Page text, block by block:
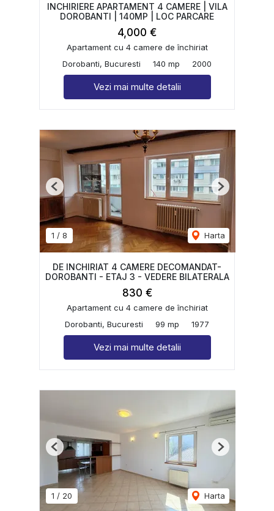
INCHIRIERE APARTAMENT 4 CAMERE | VILA
DOROBANTI | 140MP | LOC PARCARE
4,000 €
Apartament cu 4 camere de închiriat
Dorobanti, Bucuresti
140 mp 2000
Vezi mai multe detalii
1 / 8 Harta
Previous Next
DE INCHIRIAT 4 CAMERE DECOMANDAT-
DOROBANTI - ETAJ 3 - VEDERE BILATERALA
830 €
Apartament cu 4 camere de închiriat
Dorobanti, Bucuresti
99 mp 1977
Vezi mai multe detalii
1 / 20 Harta
Previous Next